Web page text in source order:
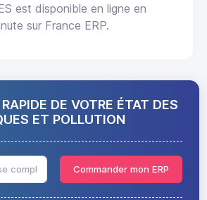
est disponible en ligne en
sur France ERP.
DE VOTRE ÉTAT DES
ET POLLUTION
Commander mon ERP